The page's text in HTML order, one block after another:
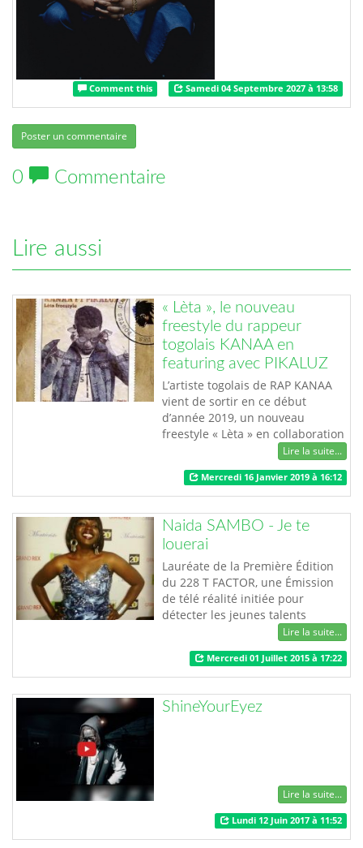
Comment this Samedi 04 Septembre 2027 à 13:58
Poster un commentaire
0 Commentaire
Lire aussi
« Lèta », le nouveau
freestyle du rappeur
togolais KANAA en
featuring avec PIKALUZ
L’artiste togolais de RAP KANAA
vient de sortir en ce début
d’année 2019, un nouveau
freestyle « Lèta » en collaboration
avec PIKALUZ. Produit par la
structure « Big Thug », "Lèta" est
un mélange de sonorité aux
paroles assez rimées avec de
beaux punchlines, et qui véhicule
des messages bien précis. …
Lire la suite...
Mercredi 16 Janvier 2019 à 16:12
Naida SAMBO - Je te
louerai
Lauréate de la Première Édition
du 228 T FACTOR, une Émission
de télé réalité initiée pour
détecter les jeunes talents
musicaux du Togo, Naida SAMBO
nous revient cette année avec
son Premier single baptisé "JE TE
LOUERAI". Dans ce premier opus,
la "Protégée" du Coach et
révélateur de talents "Mister
Lire la suite...
Mercredi 01 Juillet 2015 à 17:22
ShineYourEyez
Lire la suite...
Lundi 12 Juin 2017 à 11:52